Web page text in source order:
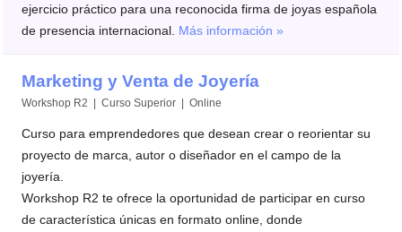
ejercicio práctico para una reconocida firma de joyas española
de presencia internacional. Más información »
Marketing y Venta de Joyería
Workshop R2 | Curso Superior | Online
Curso para emprendedores que desean crear o reorientar su
proyecto de marca, autor o diseñador en el campo de la
joyería.
Workshop R2 te ofrece la oportunidad de participar en curso
de característica únicas en formato online, donde